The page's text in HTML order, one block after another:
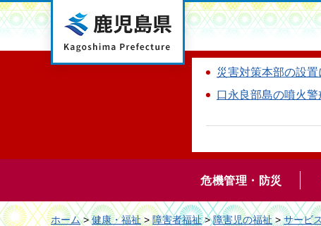
鹿児島県
災害対策本部の設置
口永良部島の噴火
危機管理・防災
ホーム>健康・福祉>障害者福祉>障害児の福祉>サービ